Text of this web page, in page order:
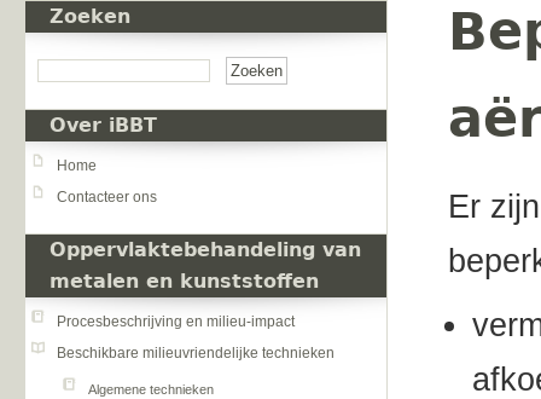
Zoeken
Over iBBT
Home
Contacteer ons
Oppervlaktebehandeling van
metalen en kunststoffen
Procesbeschrijving en milieu-impact
Beschikbare milieuvriendelijke technieken
Algemene technieken
Er